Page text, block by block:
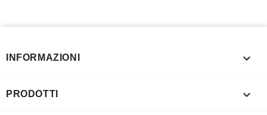
INFORMAZIONI 
PRODOTTI 